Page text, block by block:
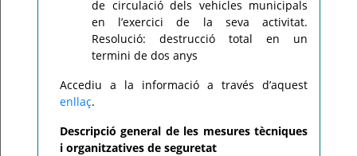
de circulació dels vehicles municipals
en l’exercici de la seva activitat.
Resolució: destrucció total en un
termini de dos anys
Accediu a la informació a través d’aquest
enllaç.
Descripció general de les mesures tècniques
i organitzatives de seguretat